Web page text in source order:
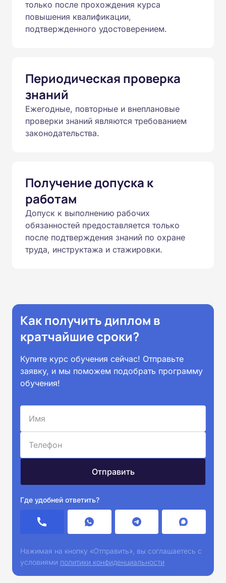
только после прохождения курса
повышения квалификации,
подтвержденного удостоверением.
Периодическая проверка
знаний
Ежегодные, повторные и внеплановые
проверки знаний являются требованием
законодательства.
Получение допуска к
работам
Допуск к выполнению рабочих
обязанностей предоставляется только
после подтверждения знаний по охране
труда, инструктажа и стажировки.
Как получить диплом в
кратчайшие сроки?
Купите курс обучения сейчас! Отправьте
заявку, и мы поможем подобрать программу
обучения!
Где удобней ответить?
Нажимая на кнопку «Отправить», вы соглашаетесь с
условиями политики конфиденциальности